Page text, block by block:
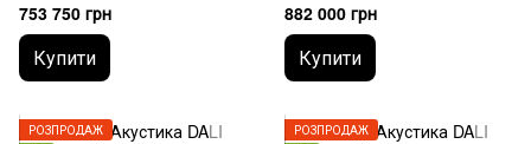
753 750 грн
Купити
882 000 грн
Купити
РОЗПРОДАЖ
РОЗПРОДАЖ